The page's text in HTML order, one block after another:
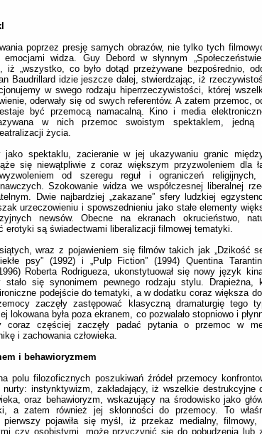
poprzez presję samych obrazów, nie tylko tych
widza. Guy Debord w słynnym
iż „wszystko, co było dotąd przeżywane bezpośrednio,
Baudrillard idzie jeszcze dalej, stwierdzając, iż
w swego rodzaju hiperrzeczywistości, której
oderwały się od swych referentów. A zatem przemoc,
być przemocą namacalną. Kino i media
w nich przemoc swoistym spektaklem, jedną
życia.
jako spektaklu, zacieranie w jej ukazywaniu granic
się niewątpliwie z coraz większym przyzwoleniem dla
od szeregu reguł i ograniczeń religijnych,
Szokowanie widza we współczesnej liberalnej
Dwie najbardziej „zakazane” sfery ludzkiej
urzeczowieniu i spowszednieniu jako stałe elementy
newsów. Obecne na ekranach okrucieństwo,
erotyki są świadectwami liberalizacji filmowej tematyki.
wraz z pojawieniem się filmów takich jak „Dzikość
psy” (1992) i „Pulp Fiction” (1994) Quentina
Roberta Rodrigueza, ukonstytuował się nowy język
stało się synonimem pewnego rodzaju stylu. Drapieżna,
podejście do tematyki, a w dodatku coraz większa
zaczęły zastępować klasyczną dramaturgię tego
lokowana była poza ekranem, co pozwalało stopniowo i
coraz częściej zaczęły padać pytania o przemoc w
i zachowania człowieka.
i behawioryzmem
polu filozoficznych poszukiwań źródeł przemocy
instynktywizm, zakładający, iż wszelkie destrukcyjne
oraz behawioryzm, wskazujący na środowisko jako
a zatem również jej skłonności do przemocy. To
pierwszy pojawiła się myśl, iż przekaz medialny,
czy osobistymi, może przyczynić się do pobudzenia lub